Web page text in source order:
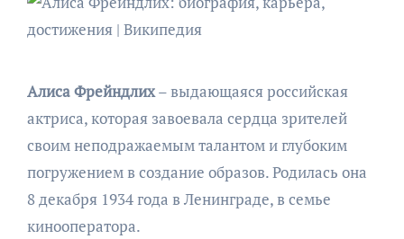
Алиса Фрейндлих– выдающаяся российская
актриса, которая завоевала сердца зрителей
своим неподражаемым талантом и глубоким
погружением в создание образов. Родилась она
8 декабря 1934 года в Ленинграде, в семье
кинооператора.